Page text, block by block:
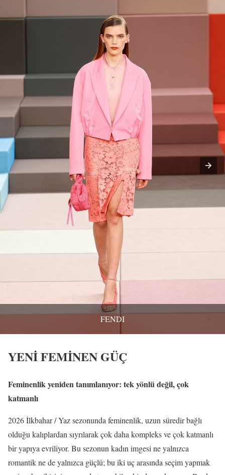
FENDI
YENİ FEMİNEN GÜÇ
Feminenlik yeniden tanımlanıyor: tek yönlü değil, çok
katmanlı
2026 İlkbahar / Yaz sezonunda feminenlik, uzun süredir bağlı
olduğu kalıplardan sıyrılarak çok daha kompleks ve çok katmanlı
bir yapıya evriliyor. Bu sezonun kadın imgesi ne yalnızca
romantik ne de yalnızca güçlü; bu iki uç arasında seçim yapmak